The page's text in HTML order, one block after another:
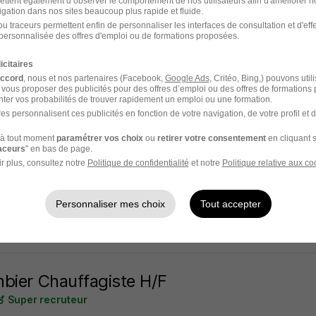
- 83 Intérim 13 - 14,50 € / heure 1 semaine
Chauffagiste en Alternance avec
souhaite rester anonyme
Chauffagiste H/F
Super recruteur
dans nos sites beaucoup plus rapide et fluide.
traceurs permettent enfin de personnaliser les interfaces de consultation et
des offres d'emploi ou de formations proposées.
, nous et nos partenaires (Facebook, Google Ads, Critéo, Bing,) pouvons
proposer des publicités pour des offres d’emploi ou des offres de formations
vos probabilités de trouver rapidement un emploi ou une formation.
personnalisent ces publicités en fonction de votre navigation, de votre profil et
tout moment paramétrer vos choix ou retirer votre consentementen cliquant
" en bas de page.
plus, consultez notre Politique de confidentialité et notre Politique relative aux
Personnaliser mes choix Tout accepter